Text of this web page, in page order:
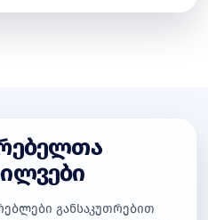
განსაკუთრებით